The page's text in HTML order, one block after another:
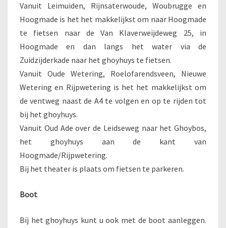
Vanuit Leimuiden, Rijnsaterwoude, Woubrugge en
Hoogmade is het het makkelijkst om naar Hoogmade
te fietsen naar de Van Klaverweijdeweg 25, in
Hoogmade en dan langs het water via de
Zuidzijderkade naar het ghoyhuys te fietsen.
Vanuit Oude Wetering, Roelofarendsveen, Nieuwe
Wetering en Rijpwetering is het het makkelijkst om
de ventweg naast de A4 te volgen en op te rijden tot
bij het ghoyhuys.
Vanuit Oud Ade over de Leidseweg naar het Ghoybos,
het ghoyhuys aan de kant van
Hoogmade/Rijpwetering.
Bij het theater is plaats om fietsen te parkeren.
Boot
Bij het ghoyhuys kunt u ook met de boot aanleggen.